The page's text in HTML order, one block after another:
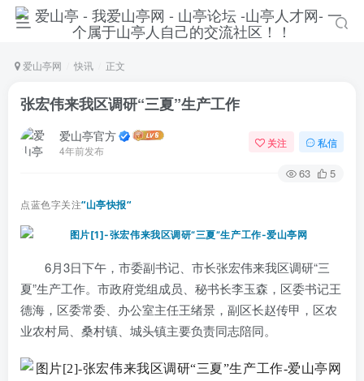
爱山亭网 快讯 正文
张宏伟来我区调研“三夏”生产工作
爱山亭官方
4年前发布
关注 私信
63 5
点蓝色字关注“山亭快报“
6月3日下午，市委副书记、市长张宏伟来我区调研“三
夏”生产工作。市政府党组成员、秘书长李玉森，区委书记王
德海，区委常委、办公室主任王绪景，副区长赵传甲，区农
业农村局、桑村镇、城头镇主要负责同志陪同。